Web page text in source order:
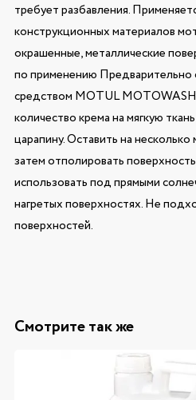
требует разбавления.
конструкционных материалов
окрашенные, металлические
по применению Предварительно
средством MOTUL
количество крема на мягкую
царапину. Оставить на
затем отполировать
использовать под прямыми
нагретых поверхностях. Не
поверхностей.
Смотрите так же